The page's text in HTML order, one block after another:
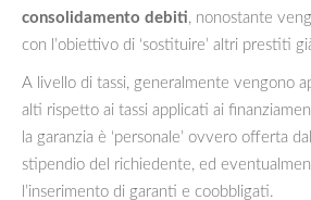
consolidamento debiti, nonostante
con l’obiettivo di ‘sostituire’ altri prestiti
A livello di tassi, generalmente vengono
alti rispetto ai tassi applicati ai
la garanzia è ‘personale’ ovvero offerta
stipendio del richiedente, ed
l’inserimento di garanti e coobbligati.